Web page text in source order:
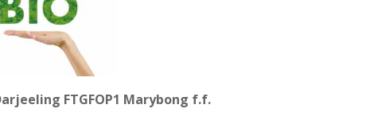
FTGFOP1 Marybong f.f.